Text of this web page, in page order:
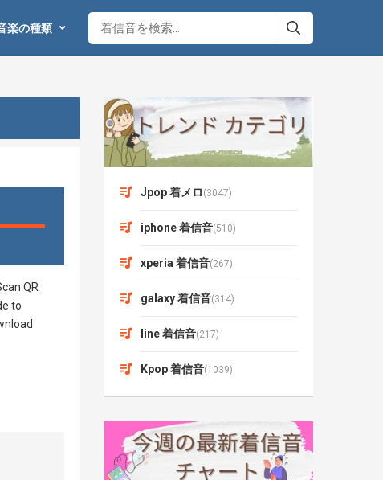
楽の種類
Jpop 着メロ (3047)
iphone 着信音(510)
xperia 着信音(267)
galaxy 着信音(314)
line 着信音(217)
Kpop 着信音(1039)